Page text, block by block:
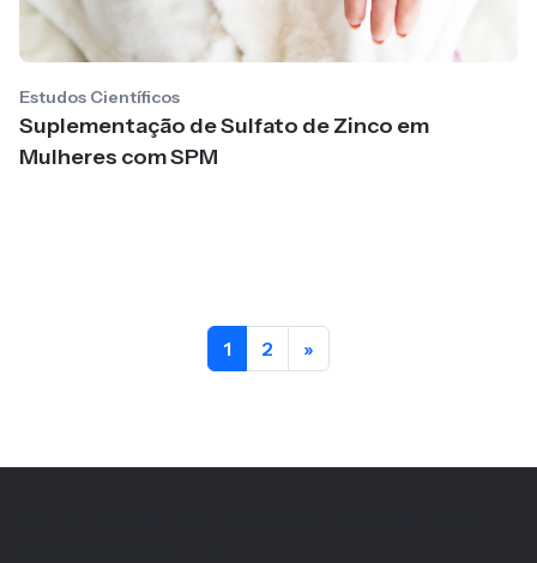
Estudos Científicos
Suplementação de Sulfato de Zinco em
Mulheres com SPM
1 2 »